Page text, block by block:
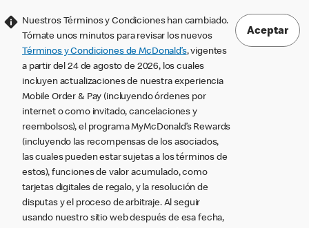
Nuestros Términos y Condiciones han cambiado.
Tómate unos minutos para revisar los nuevos
Términos y Condiciones de McDonald’s, vigentes
a partir del 24 de agosto de 2026, los cuales
incluyen actualizaciones de nuestra experiencia
Mobile Order & Pay (incluyendo órdenes por
internet o como invitado, cancelaciones y
reembolsos), el programa MyMcDonald’s Rewards
(incluyendo las recompensas de los asociados,
las cuales pueden estar sujetas a los términos de
estos), funciones de valor acumulado, como
tarjetas digitales de regalo, y la resolución de
disputas y el proceso de arbitraje. Al seguir
usando nuestro sitio web después de esa fecha,
Aceptar